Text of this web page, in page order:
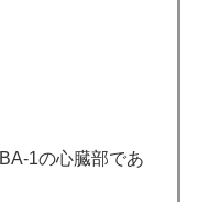
1の心臓部であ